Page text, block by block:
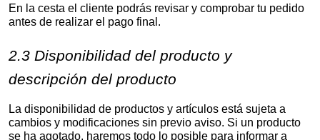
En la cesta el cliente podrás revisar y comprobar tu pedido
antes de realizar el pago final.
2.3 Disponibilidad del producto y
descripción del producto
La disponibilidad de productos y artículos está sujeta a
cambios y modificaciones sin previo aviso. Si un producto
se ha agotado, haremos todo lo posible para informar a